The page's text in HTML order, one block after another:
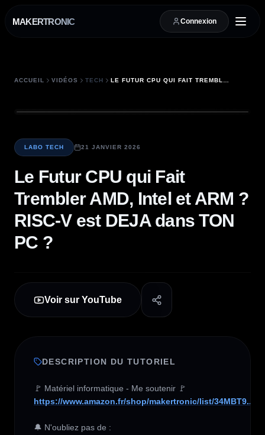
MAKERTRONIC Connexion
ACCUEIL VIDÉOS TECH
LABO TECH 21 JANVIER 2026
Le Futur CPU qui Fait
Trembler AMD, Intel et ARM ?
RISC-V est DEJA dans TON
PC ?
Voir sur YouTube
DESCRIPTION DU TUTORIEL
https://www.amazon.fr/shop/makertronic/list/34MBT9...
🔔 N'oubliez pas de :